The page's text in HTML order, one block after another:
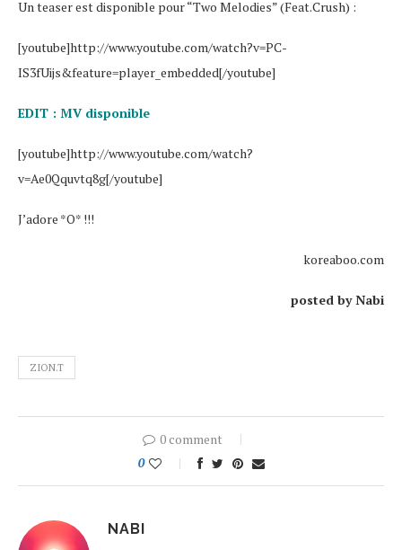
Un teaser est disponible pour “Two Melodies” (Feat.Crush) :
[youtube]http://www.youtube.com/watch?v=PC-
IS3fUijs&feature=player_embedded[/youtube]
EDIT : MV disponible
[youtube]http://www.youtube.com/watch?
v=Ae0Qquvtq8g[/youtube]
J’adore *O* !!!
koreaboo.com
posted by Nabi
ZION.T
0 comment
0
NABI